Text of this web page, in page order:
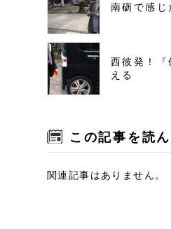
南砺で感じ
西彼発！『
える
この記事を読
関連記事はありません。